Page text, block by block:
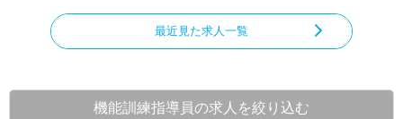
最近見た求人一覧
機能訓練指導員の求人を絞り込む